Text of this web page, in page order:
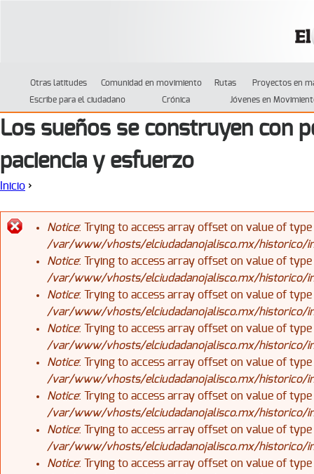
Otras latitudes Comunidad en movimiento Rutas
Proyectos en
Escribe para el ciudadano
Crónica Jóvenes en
Los sueños se construyen con
paciencia y esfuerzo
Se encuentra usted aquí
Inicio ›
Mensaje de error
Notice: Trying to access array offset on value of
/var/www/vhosts/elciudadanojalisco.mx/historico/
Notice: Trying to access array offset on value of
/var/www/vhosts/elciudadanojalisco.mx/historico/
Notice: Trying to access array offset on value of
/var/www/vhosts/elciudadanojalisco.mx/historico/
Notice: Trying to access array offset on value of
/var/www/vhosts/elciudadanojalisco.mx/historico/
Notice: Trying to access array offset on value of
/var/www/vhosts/elciudadanojalisco.mx/historico/
Notice: Trying to access array offset on value of
/var/www/vhosts/elciudadanojalisco.mx/historico/
Notice: Trying to access array offset on value of
/var/www/vhosts/elciudadanojalisco.mx/historico/
Notice: Trying to access array offset on value of